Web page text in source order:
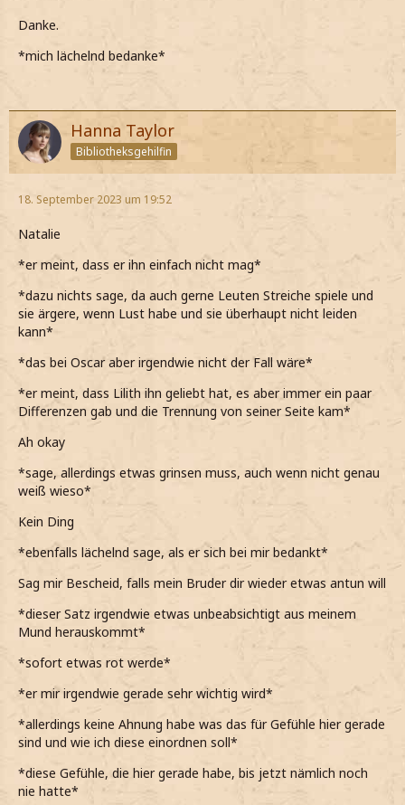
Danke.
*mich lächelnd bedanke*
Hanna Taylor
Bibliotheksgehilfin
18. September 2023 um 19:52
Natalie
*er meint, dass er ihn einfach nicht mag*
*dazu nichts sage, da auch gerne Leuten Streiche spiele und
sie ärgere, wenn Lust habe und sie überhaupt nicht leiden
kann*
*das bei Oscar aber irgendwie nicht der Fall wäre*
*er meint, dass Lilith ihn geliebt hat, es aber immer ein paar
Differenzen gab und die Trennung von seiner Seite kam*
Ah okay
*sage, allerdings etwas grinsen muss, auch wenn nicht genau
weiß wieso*
Kein Ding
*ebenfalls lächelnd sage, als er sich bei mir bedankt*
Sag mir Bescheid, falls mein Bruder dir wieder etwas antun will
*dieser Satz irgendwie etwas unbeabsichtigt aus meinem
Mund herauskommt*
*sofort etwas rot werde*
*er mir irgendwie gerade sehr wichtig wird*
*allerdings keine Ahnung habe was das für Gefühle hier gerade
sind und wie ich diese einordnen soll*
*diese Gefühle, die hier gerade habe, bis jetzt nämlich noch
nie hatte*